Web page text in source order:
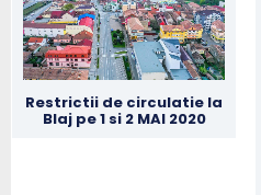
Restrictii de circulatie la
Blaj pe 1 si 2 MAI 2020